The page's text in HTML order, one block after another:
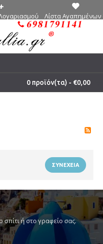
Λίστα Αγαπημένων
0 προϊόν(τα) - €0,00
ΣΥΝΈΧΕΙΑ
ή στο γραφείο σας.